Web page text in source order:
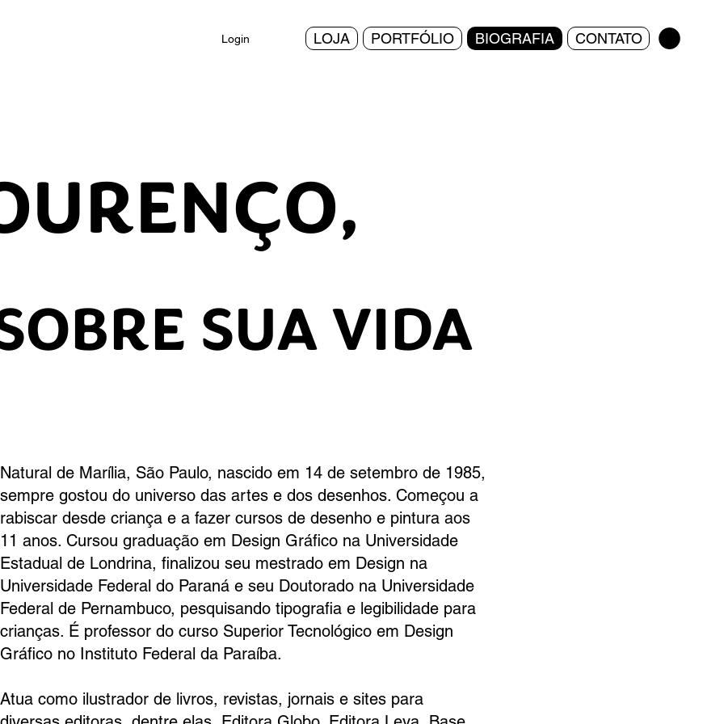
Login LOJA PORTFÓLIO BIOGRAFIA CONTATO
SUA VIDA
Natural de Marília, São Paulo, nascido em 14 de setembro de 1985,
sempre gostou do universo das artes e dos desenhos. Começou a
rabiscar desde criança e a fazer cursos de desenho e pintura aos
11 anos. Cursou graduação em Design Gráfico na Universidade
Esta­dual de Londrina, finalizou seu mestrado em Design na
Universidade Federal do Paraná e seu Doutorado na Universidade
Federal de Pernambuco, pesquisando tipografia e legibilidade para
crianças. É professor do curso Superior Tecnológico em Design
Gráfico no Instituto Federal da Paraíba.
Atua como ilustrador de livros, revistas, jornais e sites para